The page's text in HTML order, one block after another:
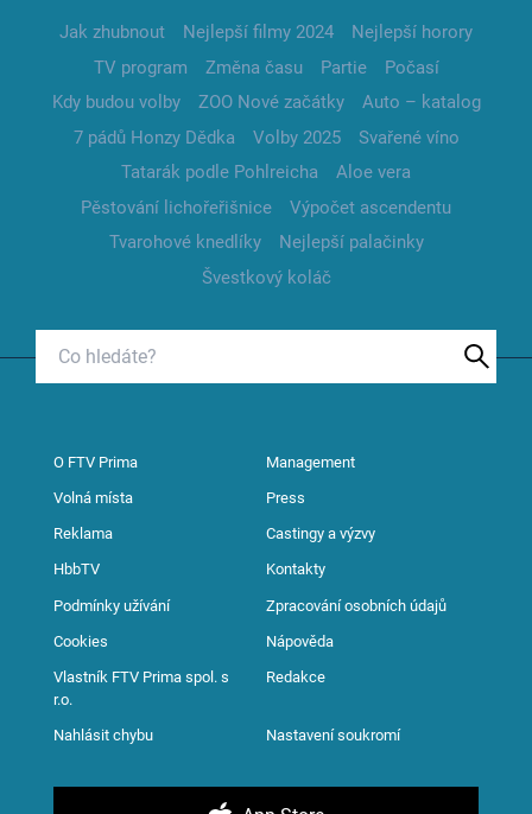
Jak zhubnout Nejlepší filmy 2024
Nejlepší horory
TV program
Změna času Partie
Počasí
Kdy budou volby
ZOO Nové začátky
Auto – katalog
7 pádů Honzy Dědka
Volby 2025
Svařené víno
Tatarák podle Pohlreicha
Aloe vera
Pěstování lichořeřišnice
Výpočet ascendentu
Tvarohové knedlíky
Nejlepší palačinky
Švestkový koláč
O FTV Prima Management
Volná místa Press
Reklama Castingy a výzvy
HbbTV Kontakty
Podmínky užívání Zpracování osobních údajů
Cookies Nápověda
Vlastník FTV Prima spol. s
r.o.
Redakce
Nahlásit chybu Nastavení soukromí